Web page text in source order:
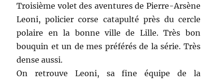
Troisième volet des aventures de Pierre-Arsène
Leoni, policier corse catapulté près du cercle
polaire en la bonne ville de Lille. Très bon
bouquin et un de mes préférés de la série. Très
dense aussi.
On retrouve Leoni, sa fine équipe de la